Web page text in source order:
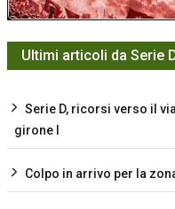
Ultimi articoli da Serie
Serie D, ricorsi verso il
girone I
Colpo in arrivo per la